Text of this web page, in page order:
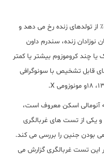
ناهنجاری های کروموزومی در 0.1٪ تا 0.2٪ از تولدهای زنده رخ می دهد و
نوزادان زنده، سندرم داون
یک یا چند کروموزوم بیشتر یا کمتر
قابل تشخیص با سونوگرافی
آنومالی اسکن معروف است،
انجام می شود و یکی از تست های غربالگری
بودن جنین را بررسی می کند.
این تست غربالگری گزارش می